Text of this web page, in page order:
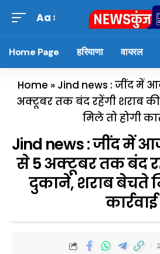
Aa
Home Page हरियाणा वायरल
Home » Jind news : जींद में
अक्टूबर तक बंद रहेंगी शराब
मिले तो होगी
Jind news : जींद में
से 5 अक्टूबर तक बंद
दुकानें, शराब बेचते
कार्रवाई